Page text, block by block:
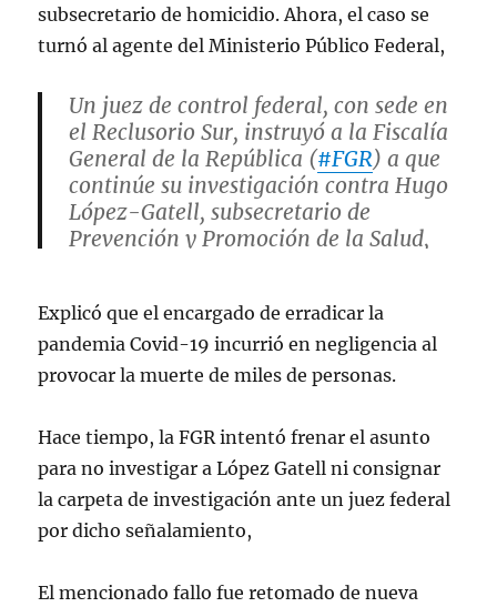
subsecretario de homicidio. Ahora, el caso se
turnó al agente del Ministerio Público Federal,
Un juez de control federal, con sede en
el Reclusorio Sur, instruyó a la Fiscalía
General de la República (#FGR) a que
continúe su investigación contra Hugo
López-Gatell, subsecretario de
Prevención y Promoción de la Salud,
pic.twitter.com/uV56rkBtrb
— Carlos Quiñones (@sabio28)May
Explicó que el encargado de erradicar la
pandemia Covid-19 incurrió en negligencia al
provocar la muerte de miles de personas.
Hace tiempo, la FGR intentó frenar el asunto
para no investigar a López Gatell ni consignar
la carpeta de investigación ante un juez federal
por dicho señalamiento,
El mencionado fallo fue retomado de nueva